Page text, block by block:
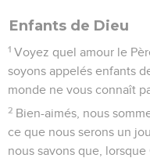
Enfants de Dieu
1 Voyez quel amour le
soyons appelés enfants
monde ne vous connaît
2 Bien-aimés, nous
ce que nous serons un
nous savons que,